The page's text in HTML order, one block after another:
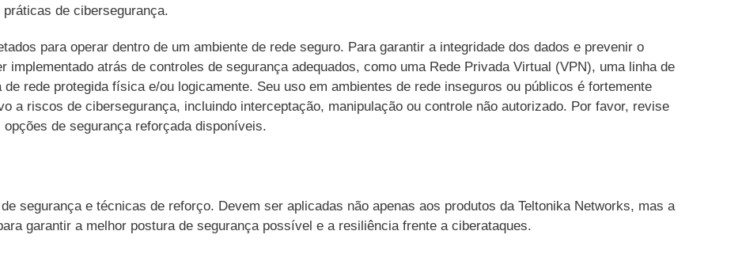
de cibersegurança.
para operar dentro de um ambiente de rede seguro. Para garantir a integridade dos dados e prevenir o
atrás de controles de segurança adequados, como uma Rede Privada Virtual (VPN), uma linha de
rede protegida física e/ou logicamente. Seu uso em ambientes de rede inseguros ou públicos é fortemente
a riscos de cibersegurança, incluindo interceptação, manipulação ou controle não autorizado. Por favor, revise
de segurança reforçada disponíveis.
segurança e técnicas de reforço. Devem ser aplicadas não apenas aos produtos da Teltonika Networks, mas a
garantir a melhor postura de segurança possível e a resiliência frente a ciberataques.